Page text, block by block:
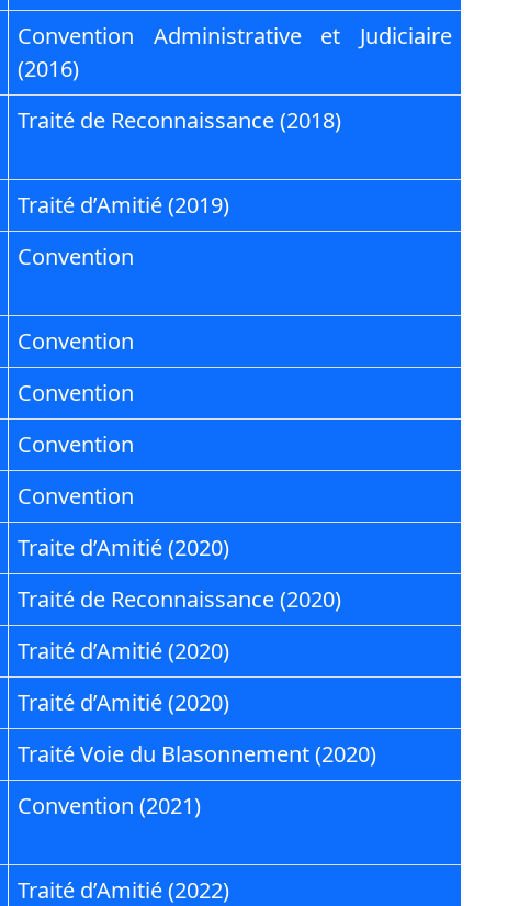
Convention Administrative et Judiciaire
(2016)
Traité de Reconnaissance (2018)
Traité d’Amitié (2019)
Convention
Convention
Convention
Convention
Convention
Traite d’Amitié (2020)
Traité de Reconnaissance (2020)
Traité d’Amitié (2020)
Traité d’Amitié (2020)
Traité Voie du Blasonnement (2020)
Convention (2021)
Traité d’Amitié (2022)